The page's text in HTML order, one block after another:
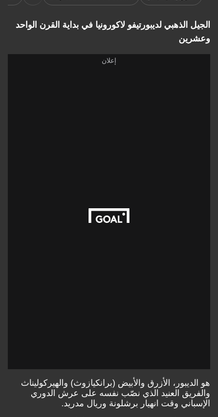
الجيل الذهبي لديبورتيفو لاكورونيا في بداية القرن الواحد
وعشرين
هو الديبور، الأزرق والأبيض (برانكيازوث) والهيركوليناث
والفريق العنيد الذي نصّب نفسه على عرش الدوري
الإسباني وقت انهيار برشلونة وريال مدريد.